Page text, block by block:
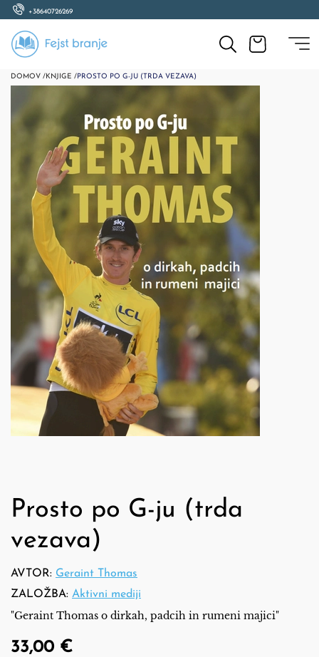
+38640726269
DOMOV /KNJIGE /PROSTO PO G-JU (TRDA VEZAVA)
Prosto po G-ju (trda
vezava)
AVTOR: Geraint Thomas
ZALOŽBA: Aktivni mediji
"Geraint Thomas o dirkah, padcih in rumeni majici"
33,00 €